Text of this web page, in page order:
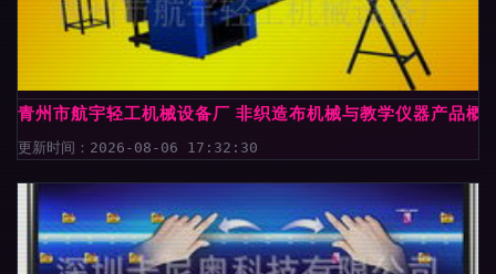
青州市航宇轻工机械设备厂 非织造布机械与教学仪器产品概
更新时间：2026-08-06 17:32:30